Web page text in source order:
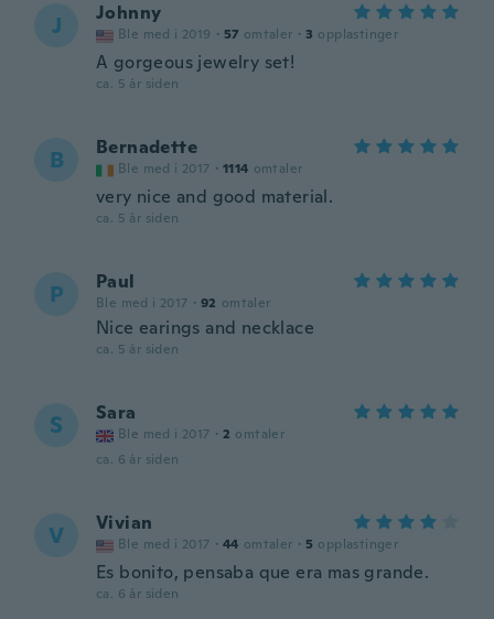
J Johnny
Ble med i 2019 · 57 omtaler · 3 opplastinger
A gorgeous jewelry set!
ca. 5 år siden
B Bernadette
Ble med i 2017 · 1114 omtaler
very nice and good material.
ca. 5 år siden
P Paul
Ble med i 2017 · 92 omtaler
Nice earings and necklace
ca. 5 år siden
S Sara
Ble med i 2017 · 2 omtaler
ca. 6 år siden
V Vivian
Ble med i 2017 · 44 omtaler · 5 opplastinger
Es bonito, pensaba que era mas grande.
ca. 6 år siden